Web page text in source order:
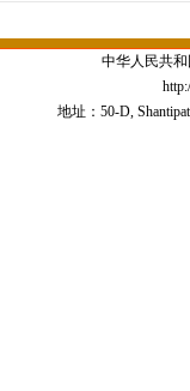
中华人民共
地址：50-D,